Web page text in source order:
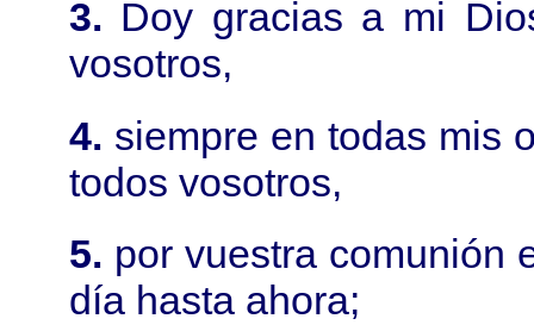
3. Doy gracias a mi
vosotros,
4. siempre en todas mis
todos vosotros,
5. por vuestra comunión
día hasta ahora;